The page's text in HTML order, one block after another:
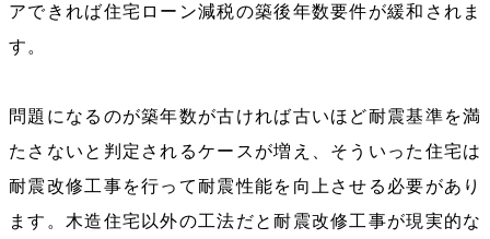
アできれば住宅ローン減税の築後年数要件が緩和されま
す。
問題になるのが築年数が古ければ古いほど耐震基準を満
たさないと判定されるケースが増え、そういった住宅は
耐震改修工事を行って耐震性能を向上させる必要があり
ます。木造住宅以外の工法だと耐震改修工事が現実的な